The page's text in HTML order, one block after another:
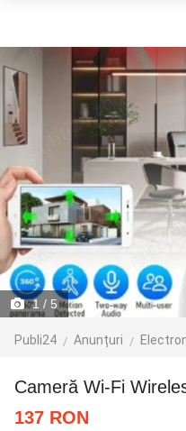
1 / 5
Publi24 Anunțuri
Cameră Wi-Fi
137 RON